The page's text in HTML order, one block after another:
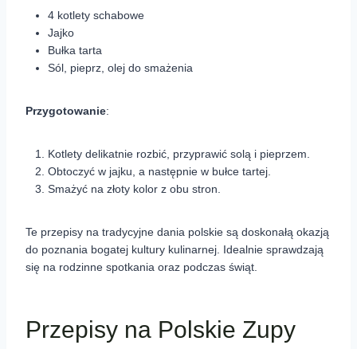
4 kotlety schabowe
Jajko
Bułka tarta
Sól, pieprz, olej do smażenia
Przygotowanie:
Kotlety delikatnie rozbić, przyprawić solą i pieprzem.
Obtoczyć w jajku, a następnie w bułce tartej.
Smażyć na złoty kolor z obu stron.
Te przepisy na tradycyjne dania polskie są doskonałą okazją
do poznania bogatej kultury kulinarnej. Idealnie sprawdzają
się na rodzinne spotkania oraz podczas świąt.
Przepisy na Polskie Zupy